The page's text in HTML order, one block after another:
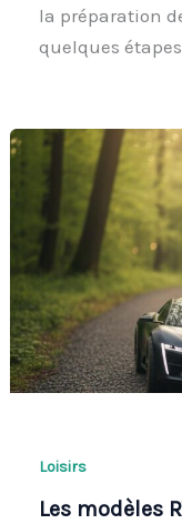
la préparation
quelques
Loisirs
Les modèles